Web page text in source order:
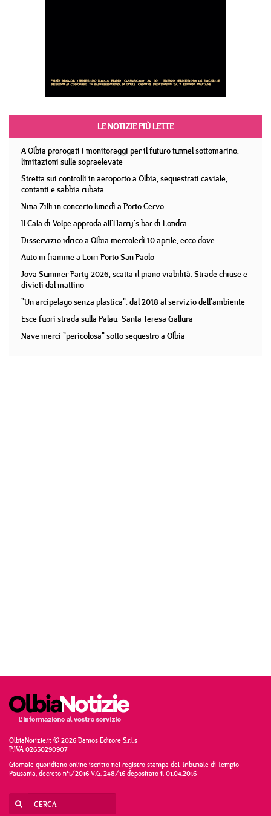
LE NOTIZIE PIÙ LETTE
A Olbia prorogati i monitoraggi per il futuro tunnel sottomarino:
limitazioni sulle sopraelevate
Stretta sui controlli in aeroporto a Olbia, sequestrati caviale,
contanti e sabbia rubata
Nina Zilli in concerto lunedì a Porto Cervo
Il Cala di Volpe approda all'Harry's bar di Londra
Disservizio idrico a Olbia mercoledì 10 aprile, ecco dove
Auto in fiamme a Loiri Porto San Paolo
Jova Summer Party 2026, scatta il piano viabilità. Strade chiuse e
divieti dal mattino
"Un arcipelago senza plastica": dal 2018 al servizio dell'ambiente
Esce fuori strada sulla Palau- Santa Teresa Gallura
Nave merci "pericolosa" sotto sequestro a Olbia
OlbiaNotizie.it © 2026 Damos Editore S.r.l.s
P.IVA 02650290907
Giornale quotidiano online iscritto nel registro stampa del Tribunale di Tempio
Pausania, decreto n°1/2016 V.G. 248/16 depositato il 01.04.2016